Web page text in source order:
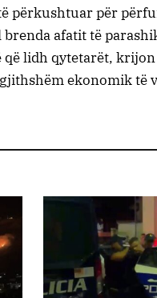
përkushtuar për
afatit të
që lidh qytetarët,
ekonomik të